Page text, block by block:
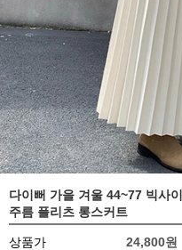
다이뻐 가을 겨울 44~77 빅사
주름 플리츠 롱스커트
상품가 24,800원